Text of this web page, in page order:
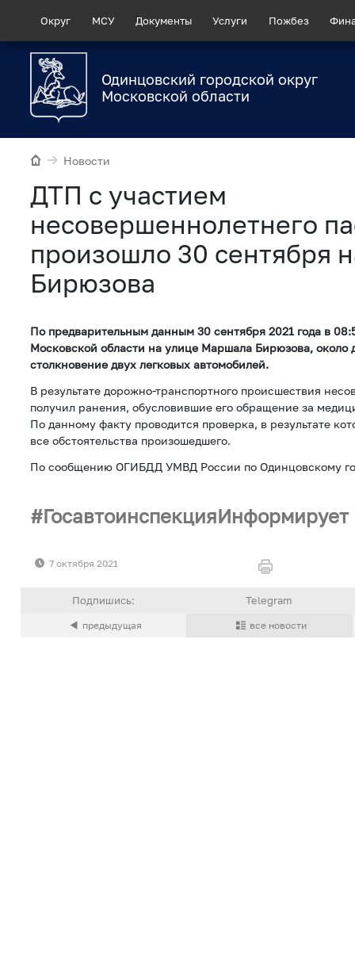
Округ МСУ Документы Услуги Пожбез
Одинцовский городской округ
Московской области
Новости
ДТП с участием
несовершеннолетнего
произошло 30 сентября
Бирюзова
По предварительным данным 30 сентября 2021 года в
Московской области на улице Маршала Бирюзова, около
столкновение двух легковых автомобилей.
В результате дорожно-транспортного происшествия
получил ранения, обусловившие его обращение за
По данному факту проводится проверка, в результате
все обстоятельства произошедшего.
По сообщению ОГИБДД УМВД России по Одинцовскому
ГосавтоинспекцияИнформирует
7 октября 2021